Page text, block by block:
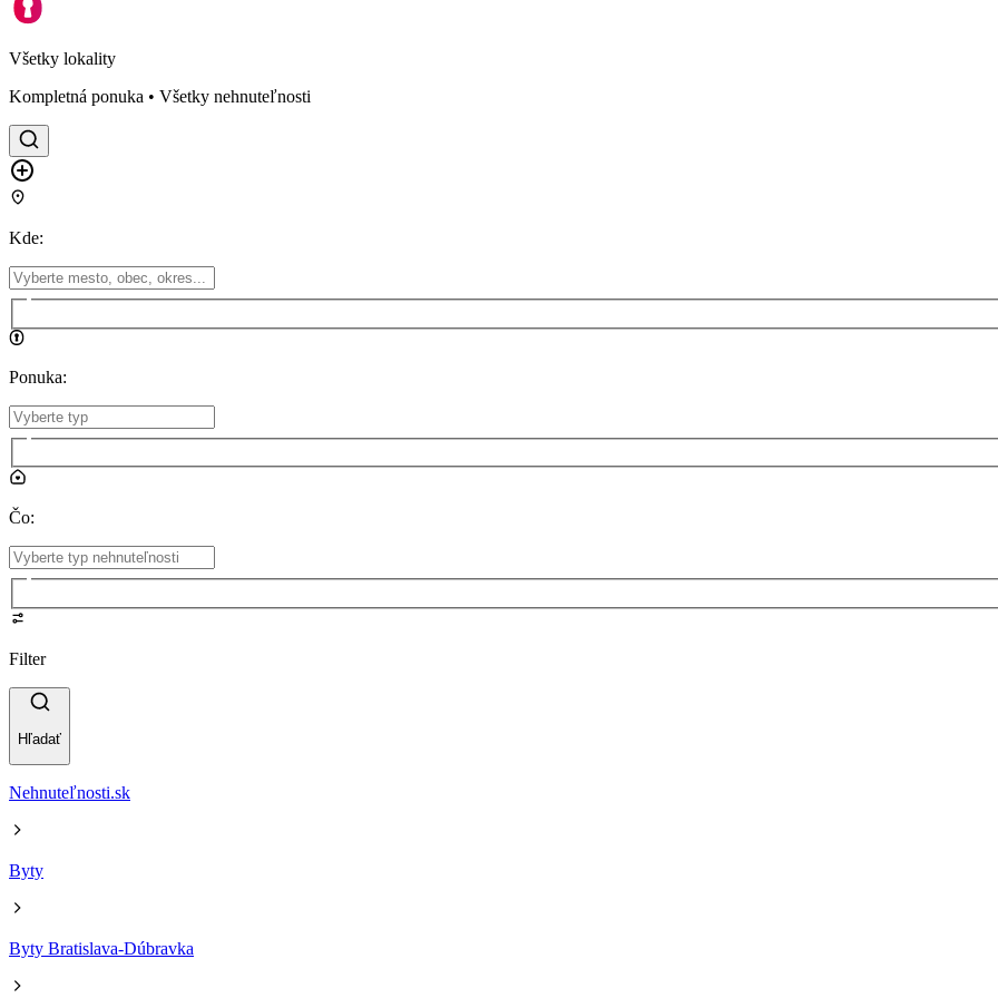
Všetky lokality
Kompletná ponuka • Všetky nehnuteľnosti
Kde:
Ponuka:
Čo:
Filter
Hľadať
Nehnuteľnosti.sk
Byty
Byty Bratislava-Dúbravka